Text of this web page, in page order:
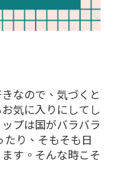
なので、気づくと
気に入りにしてし
プは国がバラバラ
り、そもそも日
す。そんな時こそ